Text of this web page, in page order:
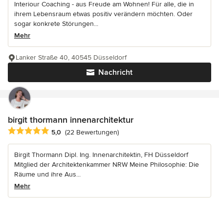
Interiour Coaching - aus Freude am Wohnen! Für alle, die in
ihrem Lebensraum etwas positiv verändern möchten. Oder
sogar konkrete Störungen...
Mehr
Nachricht
Lanker Straße 40, 40545 Düsseldorf
birgit thormann innenarchitektur
Durchschnittliche Bewertung: 5 von 5 Sternen
5,0 (22 Bewertungen)
Birgit Thormann Dipl. Ing. Innenarchitektin, FH Düsseldorf
Mitglied der Architektenkammer NRW Meine Philosophie: Die
Räume und ihre Aus...
Mehr